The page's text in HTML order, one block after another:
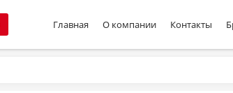
Главная О компании Контакты